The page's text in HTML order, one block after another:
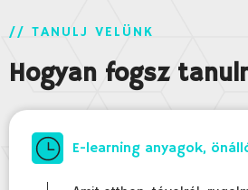
// TANULJ VELÜNK
Hogyan fogsz
E-learning anyagok,